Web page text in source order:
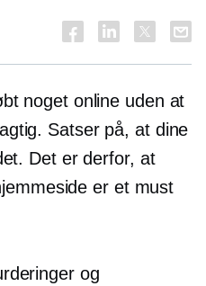
noget online uden at
Satser på, at dine
Det er derfor, at
er et must
og